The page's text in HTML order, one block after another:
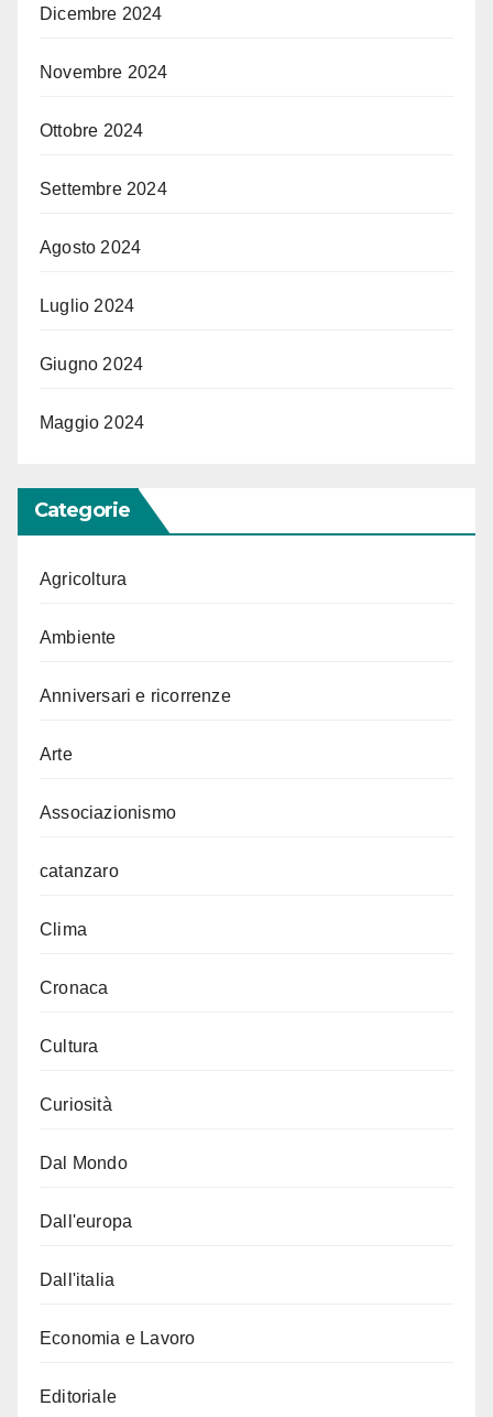
Dicembre 2024
Novembre 2024
Ottobre 2024
Settembre 2024
Agosto 2024
Luglio 2024
Giugno 2024
Maggio 2024
Categorie
Agricoltura
Ambiente
Anniversari e ricorrenze
Arte
Associazionismo
catanzaro
Clima
Cronaca
Cultura
Curiosità
Dal Mondo
Dall'europa
Dall'italia
Economia e Lavoro
Editoriale